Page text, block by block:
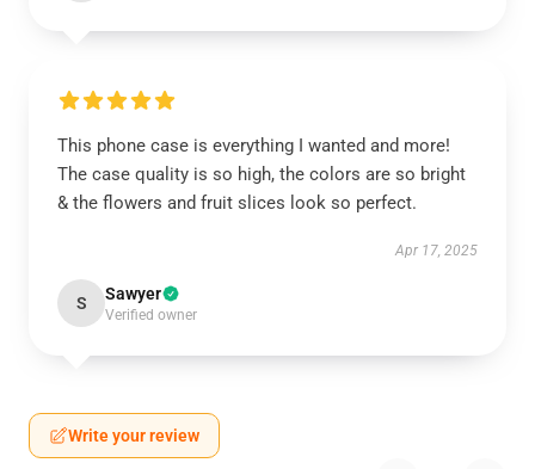
This phone case is everything I wanted and more!
The case quality is so high, the colors are so bright
& the flowers and fruit slices look so perfect.
Apr 17, 2025
S Sawyer
Verified owner
Write your review